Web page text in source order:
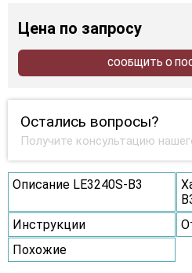
Цена по запросу
СООБЩИТЬ О
Остались вопросы?
Получите консультацию
Описание LE3240S-B3
Инструкции
Похожие